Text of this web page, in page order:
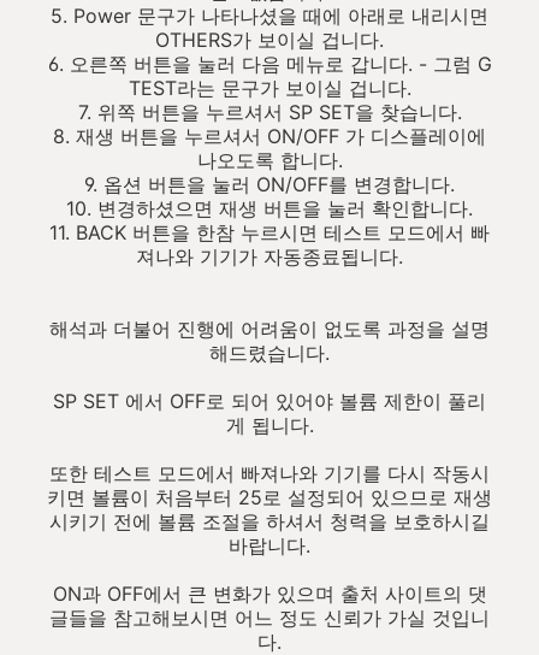
5. Power 문구가 나타나셨을 때에 아래로 내리시면
OTHERS가 보이실 겁니다.
6. 오른쪽 버튼을 눌러 다음 메뉴로 갑니다. - 그럼 G
TEST라는 문구가 보이실 겁니다.
7. 위쪽 버튼을 누르셔서 SP SET을 찾습니다.
8. 재생 버튼을 누르셔서 ON/OFF 가 디스플레이에
나오도록 합니다.
9. 옵션 버튼을 눌러 ON/OFF를 변경합니다.
10. 변경하셨으면 재생 버튼을 눌러 확인합니다.
11. BACK 버튼을 한참 누르시면 테스트 모드에서 빠
져나와 기기가 자동종료됩니다.
해석과 더불어 진행에 어려움이 없도록 과정을 설명
해드렸습니다.
SP SET 에서 OFF로 되어 있어야 볼륨 제한이 풀리
게 됩니다.
또한 테스트 모드에서 빠져나와 기기를 다시 작동시
키면 볼륨이 처음부터 25로 설정되어 있으므로 재생
시키기 전에 볼륨 조절을 하셔서 청력을 보호하시길
바랍니다.
ON과 OFF에서 큰 변화가 있으며 출처 사이트의 댓
글들을 참고해보시면 어느 정도 신뢰가 가실 것입니
다.